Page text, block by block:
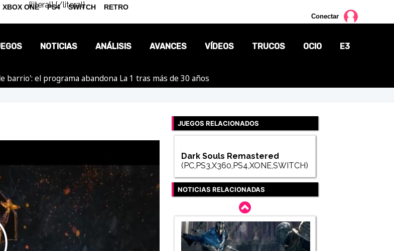
{literal}{/literal}
Conectar
NOTICIAS
OPINIÓN
ANÁLISIS AVANCES VÍDEOS TRUCOS OCIO E3
barrio': el programa abandona La 1 tras más de 30 años
JUEGOS RELACIONADOS
Dark Souls Remastered
(PC,PS3,X360,PS4,XONE,SWITCH)
NOTICIAS RELACIONADAS
XBOX ONE PS4 SWITCH RETRO